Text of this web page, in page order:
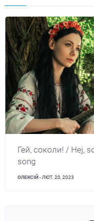
Гей, соколи! / Hej,
song
ОЛЕКСІЙ - ЛЮТ. 20, 2023